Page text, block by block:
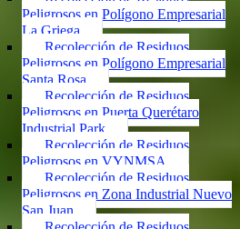
Peligrosos en Polígono Empresarial
La Griega
Recolección de Residuos
Peligrosos en Polígono Empresarial
Santa Rosa
Recolección de Residuos
Peligrosos en Puerta Querétaro
Industrial Park
Recolección de Residuos
Peligrosos en VYNMSA
Recolección de Residuos
Peligrosos en Zona Industrial Nuevo
San Juan